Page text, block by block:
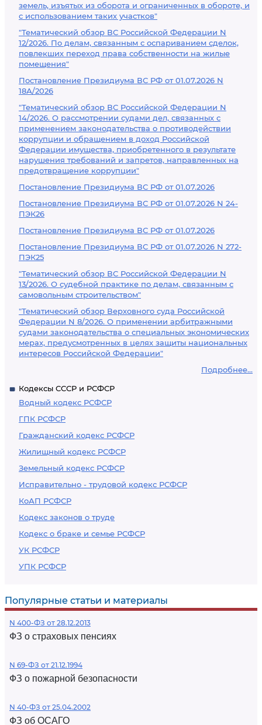
земель, изъятых из оборота и ограниченных в обороте, и
с использованием таких участков"
"Тематический обзор ВС Российской Федерации N
12/2026. По делам, связанным с оспариванием сделок,
повлекших переход права собственности на жилые
помещения"
Постановление Президиума ВС РФ от 01.07.2026 N
18А/2026
"Тематический обзор ВС Российской Федерации N
14/2026. О рассмотрении судами дел, связанных с
применением законодательства о противодействии
коррупции и обращением в доход Российской
Федерации имущества, приобретенного в результате
нарушения требований и запретов, направленных на
предотвращение коррупции"
Постановление Президиума ВС РФ от 01.07.2026
Постановление Президиума ВС РФ от 01.07.2026 N 24-
ПЭК26
Постановление Президиума ВС РФ от 01.07.2026
Постановление Президиума ВС РФ от 01.07.2026 N 272-
ПЭК25
"Тематический обзор ВС Российской Федерации N
13/2026. О судебной практике по делам, связанным с
самовольным строительством"
"Тематический обзор Верховного суда Российской
Федерации N 8/2026. О применении арбитражными
судами законодательства о специальных экономических
мерах, предусмотренных в целях защиты национальных
интересов Российской Федерации"
Подробнее...
Кодексы СССР и РСФСР
Водный кодекс РСФСР
ГПК РСФСР
Гражданский кодекс РСФСР
Жилищный кодекс РСФСР
Земельный кодекс РСФСР
Исправительно - трудовой кодекс РСФСР
КоАП РСФСР
Кодекс законов о труде
Кодекс о браке и семье РСФСР
УК РСФСР
УПК РСФСР
Популярные статьи и материалы
N 400-ФЗ от 28.12.2013
ФЗ о страховых пенсиях
N 69-ФЗ от 21.12.1994
ФЗ о пожарной безопасности
N 40-ФЗ от 25.04.2002
ФЗ об ОСАГО